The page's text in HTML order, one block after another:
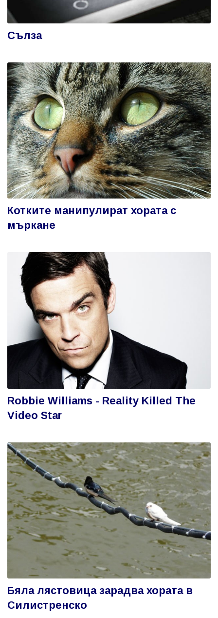
Сълза
Котките манипулират хората с
мъркане
Robbie Williams - Reality Killed The
Video Star
Бяла лястовица зарадва хората в
Силистренско